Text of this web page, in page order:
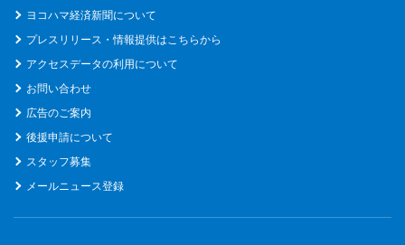
ヨコハマ経済新聞について
プレスリリース・情報提供はこちらから
アクセスデータの利用について
お問い合わせ
広告のご案内
後援申請について
スタッフ募集
メールニュース登録